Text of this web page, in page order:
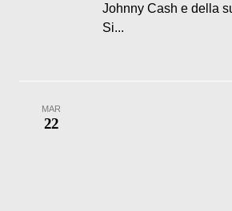
Johnny Cash e della
Si...
MAR
22